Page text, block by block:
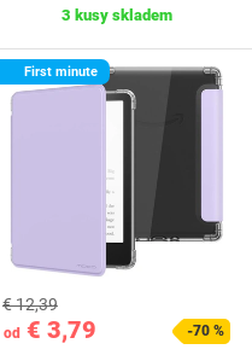
3 kusy skladem
First minute
od € 3,79
€ 12,39
-70 %